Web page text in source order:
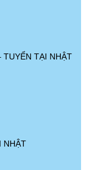
TUYỂN TẠI NHẬT
NHẬT